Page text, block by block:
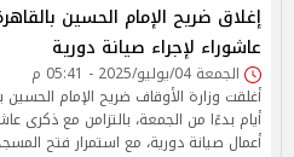
إغلاق ضريح الإمام الحسين
عاشوراء لإجراء صيانة دورية
الجمعة 04/يوليو/2025 - 05:41 م
أيام بدءًا من الجمعة، بالتزامن مع ذكرى
أعمال صيانة دورية، مع استمرار فتح